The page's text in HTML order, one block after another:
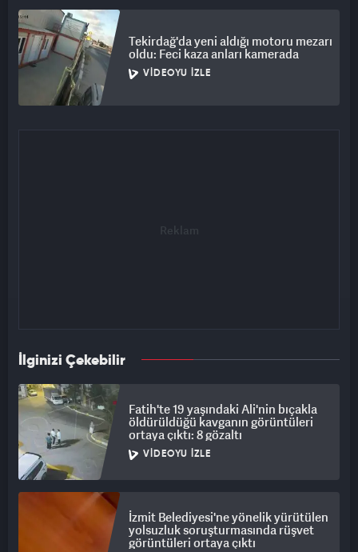
Tekirdağ'da yeni aldığı motoru mezarı
oldu: Feci kaza anları kamerada
VIDEOYU İZLE
İlginizi Çekebilir
Fatih'te 19 yaşındaki Ali'nin bıçakla
öldürüldüğü kavganın görüntüleri
ortaya çıktı: 8 gözaltı
VIDEOYU İZLE
İzmit Belediyesi'ne yönelik yürütülen
yolsuzluk soruşturmasında rüşvet
görüntüleri ortaya çıktı